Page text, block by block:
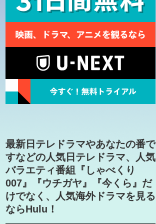
最新日テレドラマやあなたの番で
すなどの人気日テレドラマ、人気
バラエティ番組『しゃべくり
007』『ウチガヤ』『今くら』だ
けでなく、人気海外ドラマを見る
ならHulu！